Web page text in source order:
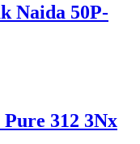
Naida 50P-
312 3Nx